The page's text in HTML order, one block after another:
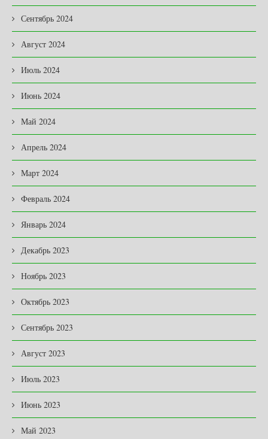
Сентябрь 2024
Август 2024
Июль 2024
Июнь 2024
Май 2024
Апрель 2024
Март 2024
Февраль 2024
Январь 2024
Декабрь 2023
Ноябрь 2023
Октябрь 2023
Сентябрь 2023
Август 2023
Июль 2023
Июнь 2023
Май 2023